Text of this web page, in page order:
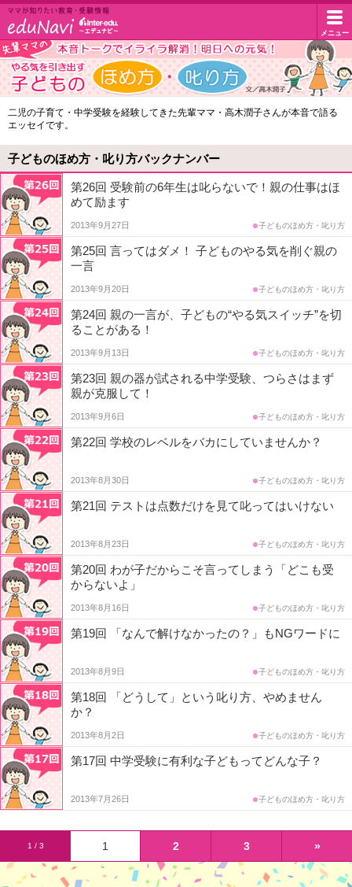
イ
ン
タ
ー
エ
デ
ュ・
ド
ッ
ト
コ
ム
エ
デ
ュ
ナ
ビ
マ
マ
が
知
り
た
い
教
育・
受
験
情
報
メニュー
子
ど
も
の
ほ
め
方・
叱
り
方
二児の子育て・中学受験を経験してきた先輩ママ・高木潤子さんが本音で語る
エッセイです。
子どものほめ方・叱り方バックナンバー
第26回 受験前の6年生は叱らないで！親の仕事はほ
めて励ます
2013年9月27日 子どものほめ方・叱り方
第25回 言ってはダメ！ 子どものやる気を削ぐ親の
一言
2013年9月20日 子どものほめ方・叱り方
第24回 親の一言が、子どもの“やる気スイッチ”を切
ることがある！
2013年9月13日 子どものほめ方・叱り方
第23回 親の器が試される中学受験、つらさはまず
親が克服して！
2013年9月6日 子どものほめ方・叱り方
第22回 学校のレベルをバカにしていませんか？
2013年8月30日 子どものほめ方・叱り方
第21回 テストは点数だけを見て叱ってはいけない
2013年8月23日 子どものほめ方・叱り方
第20回 わが子だからこそ言ってしまう「どこも受
からないよ」
2013年8月16日 子どものほめ方・叱り方
第19回 「なんで解けなかったの？」もNGワードに
2013年8月9日 子どものほめ方・叱り方
第18回 「どうして」という叱り方、やめません
か？
2013年8月2日 子どものほめ方・叱り方
第17回 中学受験に有利な子どもってどんな子？
2013年7月26日 子どものほめ方・叱り方
1 / 3 1 2 3 »